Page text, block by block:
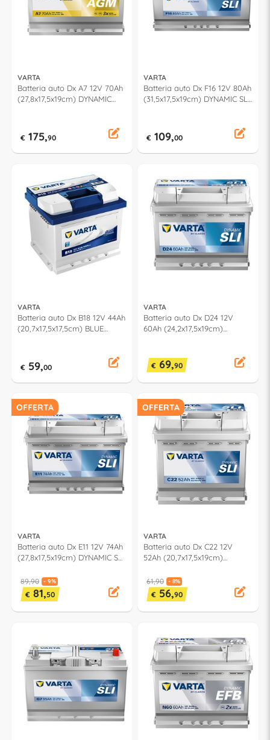
VARTA
Batteria auto Dx A7 12V 70Ah
(27,8x17,5x19cm) DYNAMIC
€ 175,90
VARTA
Batteria auto Dx F16 12V 80Ah
(31,5x17,5x19cm) DYNAMIC SLI
€ 109,00
VARTA
Batteria auto Dx B18 12V 44Ah
(20,7x17,5x17,5cm) BLUE
€ 59,00
VARTA
Batteria auto Dx D24 12V
60Ah (24,2x17,5x19cm)
€ 69,90
OFFERTA
VARTA
Batteria auto Dx E11 12V 74Ah
(27,8x17,5x19cm) DYNAMIC SLI
89,90 - 9%
€ 81,50
OFFERTA
VARTA
Batteria auto Dx C22 12V
52Ah (20,7x17,5x19cm)
61,90 - 8%
€ 56,90